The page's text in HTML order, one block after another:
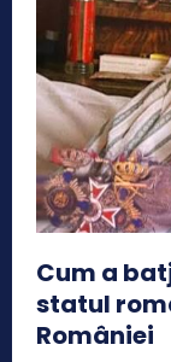
Cum a
statul
României